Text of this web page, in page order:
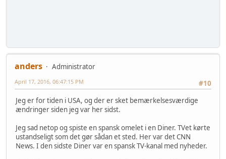
anders
Administrator
#10
April 17, 2016, 06:47:15 PM
Jeg er for tiden i USA, og der er sket bemærkelsesværdige
ændringer siden jeg var her sidst.
Jeg sad netop og spiste en spansk omelet i en Diner. TVet kørte
ustandseligt som det gør sådan et sted. Her var det CNN
News. I den sidste Diner var en spansk TV-kanal med nyheder.